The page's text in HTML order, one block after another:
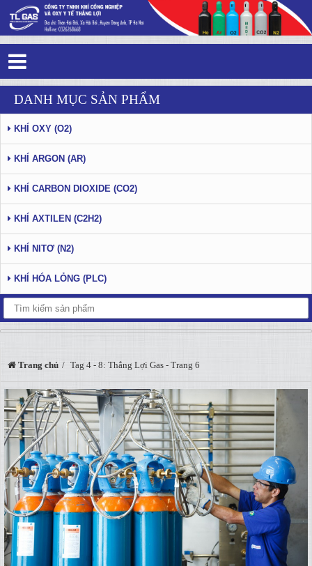
Tag 4 - 8: Thắng Lợi Gas - Trang 6
DANH MỤC SẢN PHẨM
KHÍ OXY (O2)
KHÍ ARGON (AR)
KHÍ CARBON DIOXIDE (CO2)
KHÍ AXTILEN (C2H2)
KHÍ NITƠ (N2)
KHÍ HÓA LỎNG (PLC)
Trang chủ Tag 4 - 8: Thắng Lợi Gas - Trang 6